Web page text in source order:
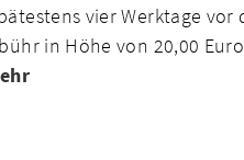
vier Werktage
in Höhe von 20,00